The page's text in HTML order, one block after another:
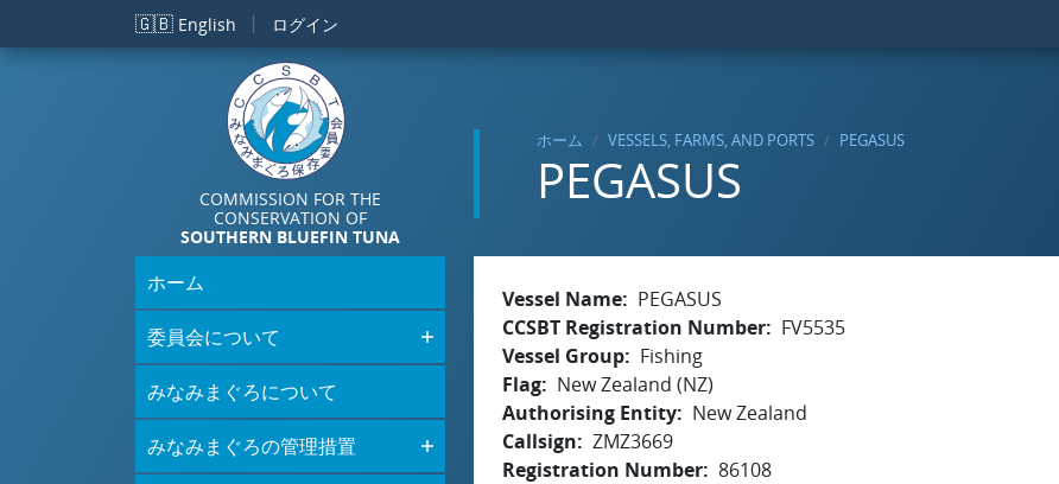
メインコンテンツに移動
🇬🇧 English ログイン
COMMISSION FOR THE
CONSERVATION OF
SOUTHERN BLUEFIN TUNA
ホーム VESSELS, FARMS, AND PORTS PEGASUS
PEGASUS
ホーム
委員会について
みなみまぐろについて
みなみまぐろの管理措置
Vessel Name
PEGASUS
CCSBT Registration Number
FV5535
Vessel Group
Fishing
Flag
New Zealand (NZ)
Authorising Entity
New Zealand
Callsign
ZMZ3669
Registration Number 86108